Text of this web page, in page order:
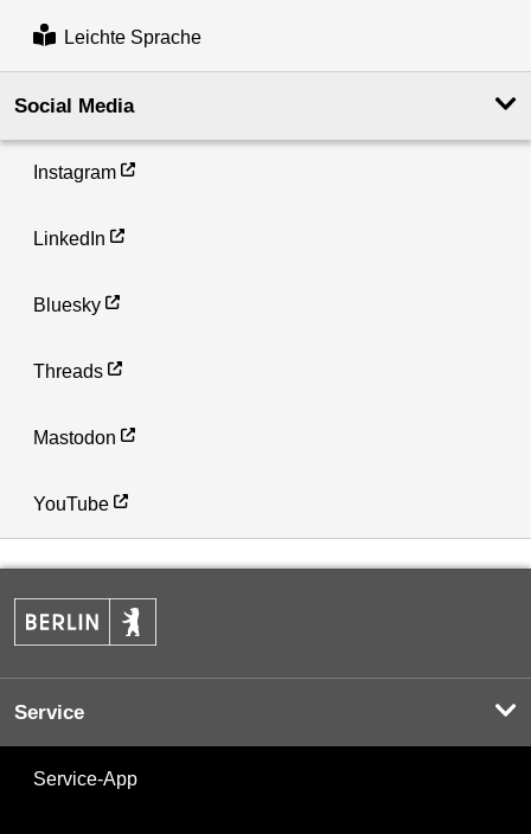
Leichte Sprache
Social Media
Instagram
LinkedIn
Bluesky
Threads
Mastodon
YouTube
Service
Service-App